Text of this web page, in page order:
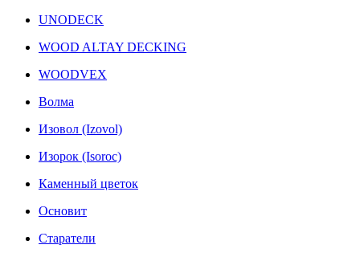
UNODECK
WOOD ALTAY DECKING
WOODVEX
Волма
Изовол (Izovol)
Изорок (Isoroc)
Каменный цветок
Основит
Старатели